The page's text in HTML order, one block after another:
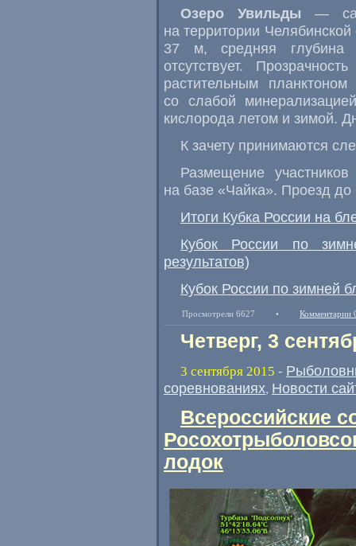
Озеро Увильды —
на территории
37 м, средняя глубина
отсутствует.
растительным
со слабой
кислорода летом и зимой.
К зачету принимаются
Размещение
на базе «Чайка». Проезд
Итоги Кубка России на
Кубок России по
результатов)
Кубок России по зимней
Просмотрели 6627 • Комментарии
Четверг, 3
3 сентября 2015 -
соревнованиях, Новости
Всероссийские
лодок